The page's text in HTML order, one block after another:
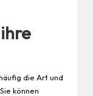
die Art und
können